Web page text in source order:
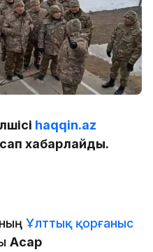
haqqin.az
хабарлайды.
Ұлттық қорғаныс
Асқар